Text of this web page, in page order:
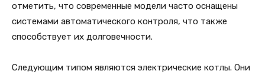
отметить, что современные модели часто оснащены
системами автоматического контроля, что также
способствует их долговечности.
Следующим типом являются электрические котлы. Они